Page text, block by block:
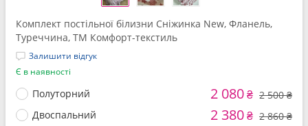
Комплект постільної білизни Сніжинка New, Фланель,
Туреччина, ТМ Комфорт-текстиль
Залишити відгук
Є в наявності
Полуторний 2 080₴ 2 500 ₴
Двоспальний
2 380₴ 2 860 ₴